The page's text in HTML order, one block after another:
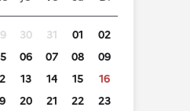
30 31 01
02
06 07 08
09
13 14 15
16
20 21 22
23